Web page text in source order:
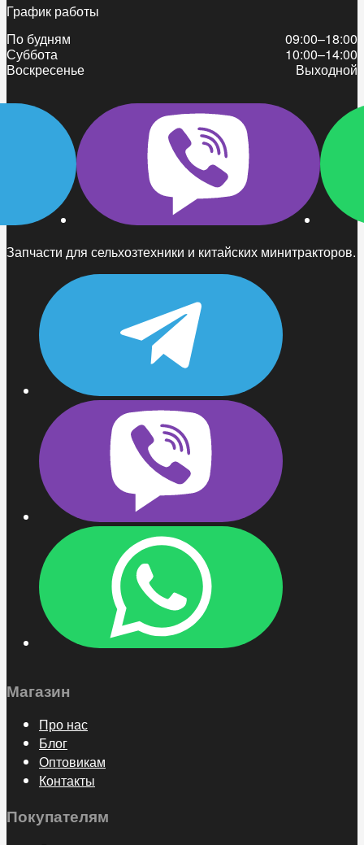
Запчасти для сельхозтехники и китайских минитракторов.
Магазин
Про нас
Блог
Оптовикам
Контакты
Покупателям
График работы
По будням
09:00–18:00
Суббота
10:00–14:00
Воскресенье
Выходной